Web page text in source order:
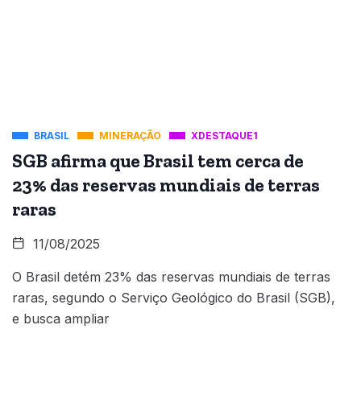
BRASIL MINERAÇÃO XDESTAQUE1
SGB afirma que Brasil tem cerca de
23% das reservas mundiais de terras
raras
11/08/2025
O Brasil detém 23% das reservas mundiais de terras
raras, segundo o Serviço Geológico do Brasil (SGB),
e busca ampliar